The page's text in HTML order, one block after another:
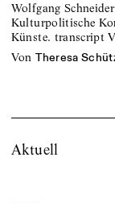
Wolfgang
Kulturpolitische
Künste. transcript
von Theresa
Aktuell